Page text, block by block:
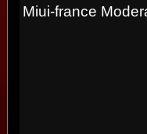
Miui-france